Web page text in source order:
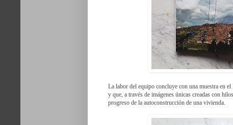
La labor del equipo concluye con una muestra en
y que, a través de imágenes únicas creadas con
progreso de la autoconstrucción de una vivienda.